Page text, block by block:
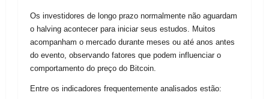
Os investidores de longo prazo normalmente não aguardam
o halving acontecer para iniciar seus estudos. Muitos
acompanham o mercado durante meses ou até anos antes
do evento, observando fatores que podem influenciar o
comportamento do preço do Bitcoin.
Entre os indicadores frequentemente analisados estão: